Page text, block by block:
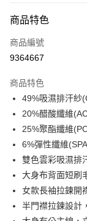
信用卡一次付款
信用卡分期付款
合作金庫商業銀行
華南商業銀行
上海商業儲蓄銀行
國泰世華商業銀行
臺灣中小企業銀行
匯豐（台灣）商業
聯邦商業銀行
元大商業銀行
玉山商業銀行
台新國際商業銀行
台灣樂天信用卡公
超商取貨付款
LINE Pay
Apple Pay
街口支付
AFTEE先享後付
商品特色
商品編號
9364667
商品特色
49%吸濕排汗紗
20%醋酸纖維
25%聚酯纖維
6%彈性纖維
雙色雲彩吸濕排
大身布背面短刷
女款長袖拉鍊開
半門襟拉鍊設計